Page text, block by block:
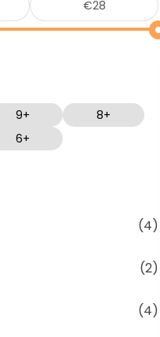
9+
8+
6+
(4)
(2)
(4)